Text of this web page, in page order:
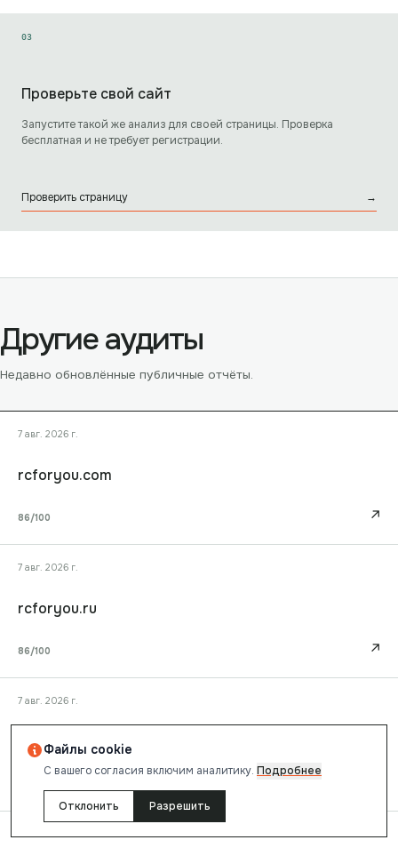
03
Проверьте свой сайт
Запустите такой же анализ для своей страницы. Проверка
бесплатная и не требует регистрации.
Проверить страницу →
Другие аудиты
Недавно обновлённые публичные отчёты.
7 авг. 2026 г.
rcforyou.com
86/100 ↗
7 авг. 2026 г.
rcforyou.ru
86/100 ↗
7 авг. 2026 г.
xn--e1aqbcheh.xn--p1ai
7 авг. 2026 г.
Файлы cookie
С вашего согласия включим аналитику. Подробнее
Отклонить Разрешить